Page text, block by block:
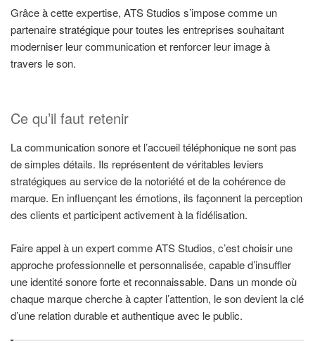
Grâce à cette expertise, ATS Studios s’impose comme un
partenaire stratégique pour toutes les entreprises souhaitant
moderniser leur communication et renforcer leur image à
travers le son.
Ce qu’il faut retenir
La communication sonore et l’accueil téléphonique ne sont pas
de simples détails. Ils représentent de véritables leviers
stratégiques au service de la notoriété et de la cohérence de
marque. En influençant les émotions, ils façonnent la perception
des clients et participent activement à la fidélisation.
Faire appel à un expert comme ATS Studios, c’est choisir une
approche professionnelle et personnalisée, capable d’insuffler
une identité sonore forte et reconnaissable. Dans un monde où
chaque marque cherche à capter l’attention, le son devient la clé
d’une relation durable et authentique avec le public.